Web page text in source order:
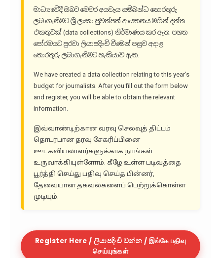
මාධ්‍යවේදී ඔබට මෙවර අයවැය සම්බන්ධ තොරතුරු
ලබාගැනීමට ශ්‍රී ලංකා පුවත්පත් ආයතනය මගින් දත්ත
එකතුවක් (data collections) නිර්මාණය කර ඇත. පහත
පෝරමයට පුරවා ලියාපදිංචි වීමෙන් පසුව අදාළ
තොරතුරු ලබාගැනීමට හැකියාව ඇත.
We have created a data collection relating to this year’s
budget for journalists. After you fill out the form below
and register, you will be able to obtain the relevant
information.
இவ்வாண்டிற்கான வரவு செலவுத் திட்டம்
தொடர்பான தரவு சேகரிப்பினை
ஊடகவியலாளர்களுக்காக நாங்கள்
உருவாக்கியுள்ளோம். கீழே உள்ள படிவத்தை
பூர்த்தி செய்து பதிவு செய்த பின்னர்,
தேவையான தகவல்களைப் பெற்றுக்கொள்ள
முடியும்.
Register Here / ලියාපදිංචි වන්න / இங்கே பதிவு
செய்யுங்கள்